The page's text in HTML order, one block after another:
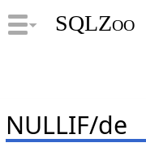
SQLZoo
NULLIF/de